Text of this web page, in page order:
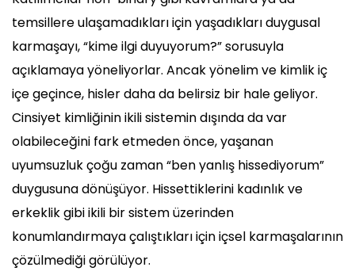
temsillere ulaşamadıkları için yaşadıkları duygusal
karmaşayı, “kime ilgi duyuyorum?” sorusuyla
açıklamaya yöneliyorlar. Ancak yönelim ve kimlik iç
içe geçince, hisler daha da belirsiz bir hale geliyor.
Cinsiyet kimliğinin ikili sistemin dışında da var
olabileceğini fark etmeden önce, yaşanan
uyumsuzluk çoğu zaman “ben yanlış hissediyorum”
duygusuna dönüşüyor. Hissettiklerini kadınlık ve
erkeklik gibi ikili bir sistem üzerinden
konumlandırmaya çalıştıkları için içsel karmaşalarının
çözülmediği görülüyor.